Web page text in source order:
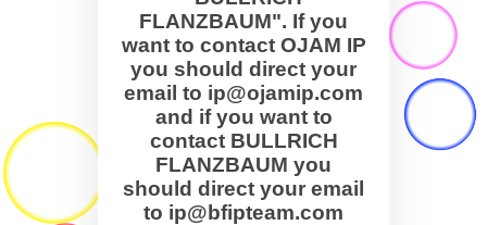
FLANZBAUM". If you
want to contact OJAM IP
you should direct your
email to ip@ojamip.com
and if you want to
contact BULLRICH
FLANZBAUM you
should direct your email
to ip@bfipteam.com